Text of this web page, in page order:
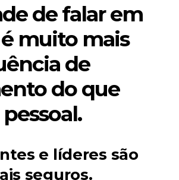
de falar em
muito mais
de
do que
e líderes são
seguros.